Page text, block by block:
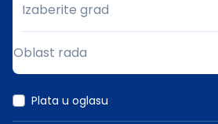
Grad
Izaberite grad
Oblast rada
Plata u oglasu